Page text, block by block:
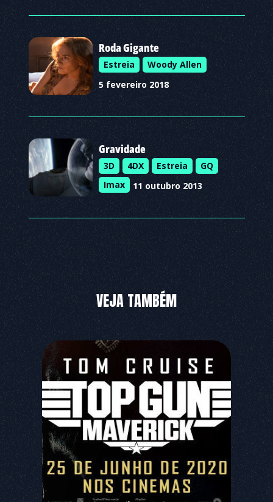
Roda Gigante
Estreia
Woody Allen
5 fevereiro 2018
Gravidade
3D 4DX Estreia
GQ
Imax
11 outubro 2013
VEJA TAMBÉM